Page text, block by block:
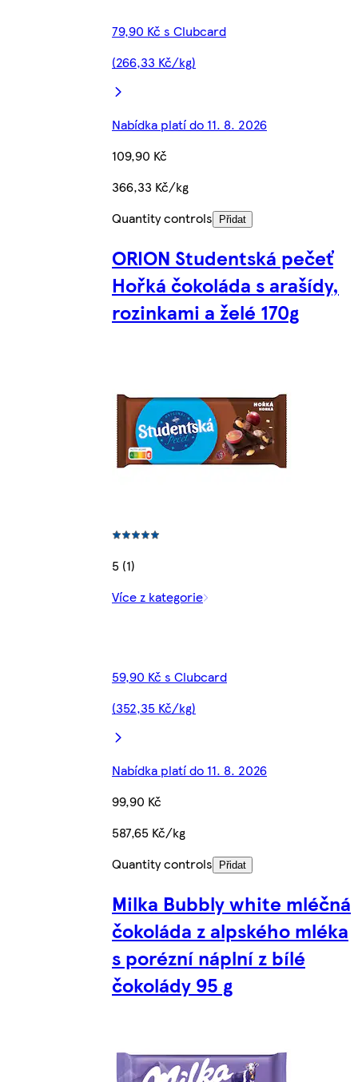
79,90 Kč s Clubcard
(266,33 Kč/kg)
Nabídka platí do 11. 8. 2026
109,90 Kč
366,33 Kč/kg
Quantity controls
Přidat
ORION Studentská pečeť
Hořká čokoláda s arašídy,
rozinkami a želé 170g
5 (1)
Více z kategorie
59,90 Kč s Clubcard
(352,35 Kč/kg)
Nabídka platí do 11. 8. 2026
99,90 Kč
587,65 Kč/kg
Quantity controls
Přidat
Milka Bubbly white mléčná
čokoláda z alpského mléka
s porézní náplní z bílé
čokolády 95 g